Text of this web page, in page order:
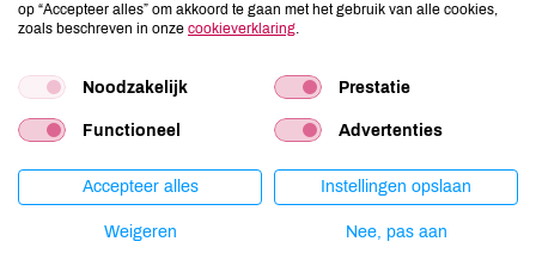
snijden en boven de saus uitpersen met een knoflookpers. Met
over de pasta.
Porties
op “Accepteer alles” om akkoord te gaan met het gebruik van alle cookies,
zoals beschreven in onze cookieverklaring.
Noodzakelijk Prestatie
Functioneel Advertenties
Accepteer alles Instellingen opslaan
Weigeren Nee, pas aan